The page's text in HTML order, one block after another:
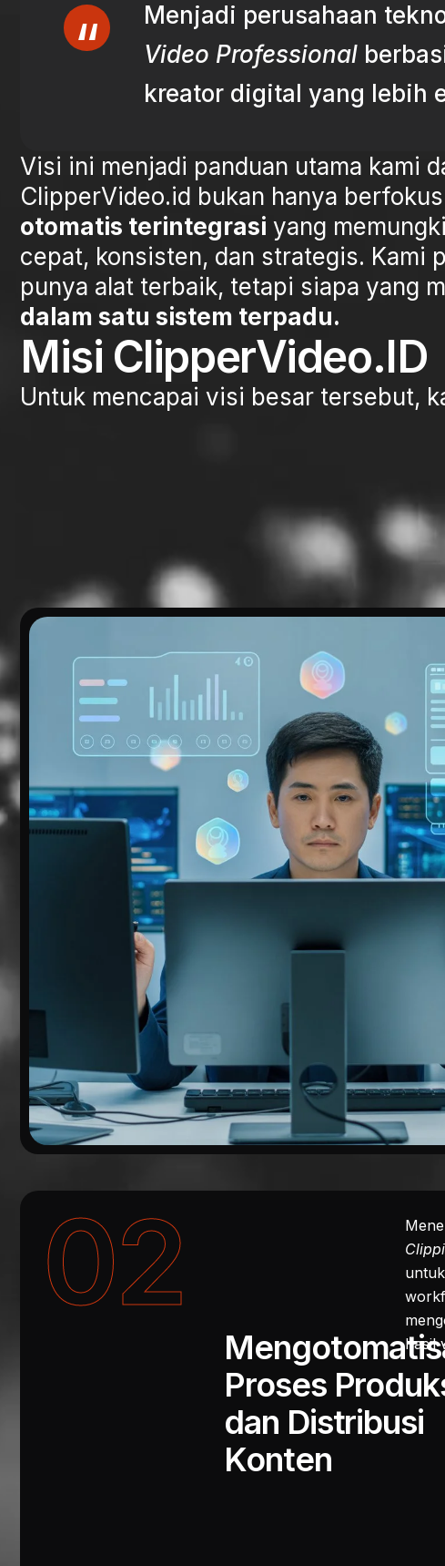
Menjadi perusahaan
Video Professional
kreator digital yang lebih
Visi ini menjadi panduan utama kami
ClipperVideo.id bukan hanya
otomatis terintegrasi yang
cepat, konsisten, dan strategis. Kami
punya alat terbaik, tetapi siapa yang
dalam satu sistem terpadu.
Misi ClipperVideo.ID
Untuk mencapai visi besar tersebut,
02
Proses
dan Distribusi
Konten
hasil